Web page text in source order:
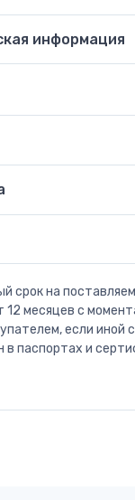
информация
срок на
12 месяцев с
если иной
в паспортах и